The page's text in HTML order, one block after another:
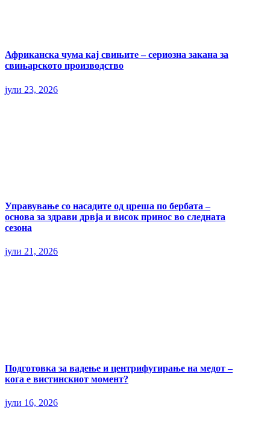
Африканска чума кај свињите – сериозна закана за
свињарското производство
јули 23, 2026
Управување со насадите од цреша по бербата –
основа за здрави дрвја и висок принос во следната
сезона
јули 21, 2026
Подготовка за вадење и центрифугирање на медот –
кога е вистинскиот момент?
јули 16, 2026